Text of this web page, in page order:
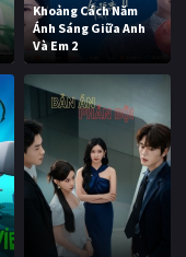
Khoảng Cách Năm
Ánh Sáng Giữa Anh
Và Em 2